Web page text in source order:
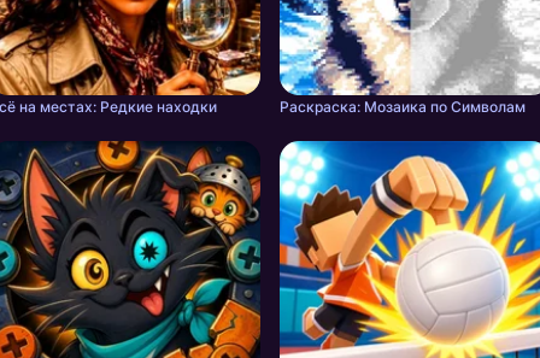
на местах: Редкие находки Раскраска: Мозаика по Символам